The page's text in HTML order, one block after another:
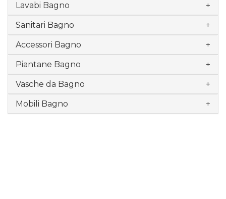
Lavabi Bagno
Sanitari Bagno
Accessori Bagno
Piantane Bagno
Vasche da Bagno
Mobili Bagno